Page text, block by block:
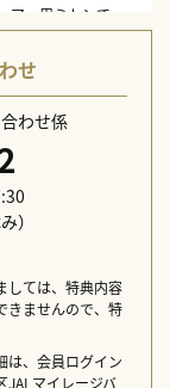
マー用ミトンで
チール
、クッション材／
せ
わせ係
）
しては、特典内容
きませんので、特
は、会員ログイン
JALマイレージバ